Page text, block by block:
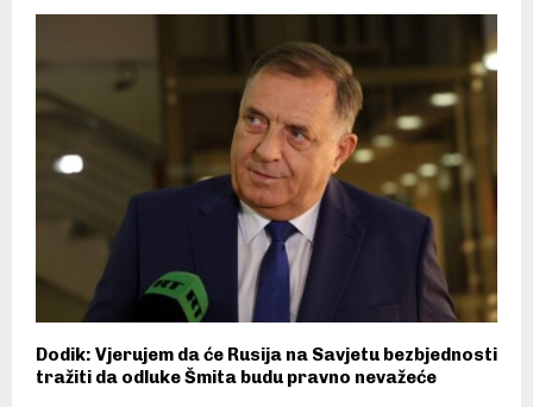
Dodik: Vjerujem da će Rusija na Savjetu bezbjednosti
tražiti da odluke Šmita budu pravno nevažeće